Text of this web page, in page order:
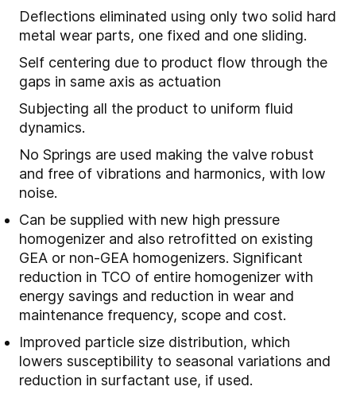
Deflections eliminated using only two solid hard
metal wear parts, one fixed and one sliding.
Self centering due to product flow through the
gaps in same axis as actuation
Subjecting all the product to uniform fluid
dynamics.
No Springs are used making the valve robust
and free of vibrations and harmonics, with low
noise.
Can be supplied with new high pressure
homogenizer and also retrofitted on existing
GEA or non-GEA homogenizers. Significant
reduction in TCO of entire homogenizer with
energy savings and reduction in wear and
maintenance frequency, scope and cost.
Improved particle size distribution, which
lowers susceptibility to seasonal variations and
reduction in surfactant use, if used.